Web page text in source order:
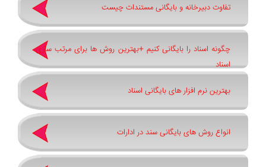
تفاوت دبیرخانه و بایگانی مستندات چیست
چگونه اسناد را بایگانی کنیم +بهترین روش ‌ها برای مرتب ‌سازی
اسناد
بهترین نرم ‌افزار های بایگانی اسناد
انواع روش های بایگانی سند در ادارات